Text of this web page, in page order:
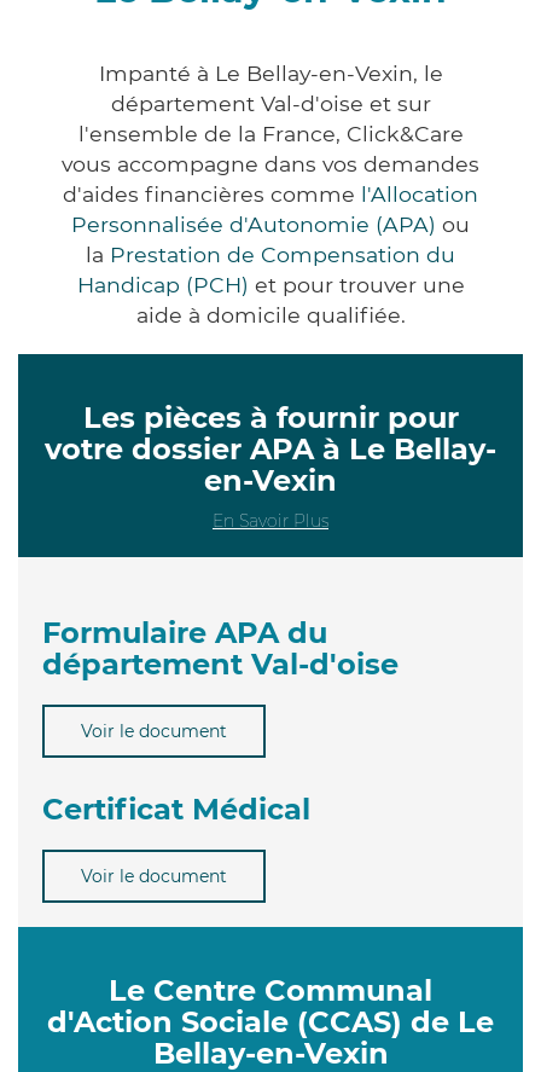
Impanté à Le Bellay-en-Vexin, le
département Val-d'oise et sur
l'ensemble de la France, Click&Care
vous accompagne dans vos demandes
d'aides financières comme l'Allocation
Personnalisée d'Autonomie (APA) ou
la Prestation de Compensation du
Handicap (PCH) et pour trouver une
aide à domicile qualifiée.
Les pièces à fournir pour
votre dossier APA à Le Bellay-
en-Vexin
En Savoir Plus
Formulaire APA du
département Val-d'oise
Voir le document
Certificat Médical
Voir le document
Le Centre Communal
d'Action Sociale (CCAS) de Le
Bellay-en-Vexin